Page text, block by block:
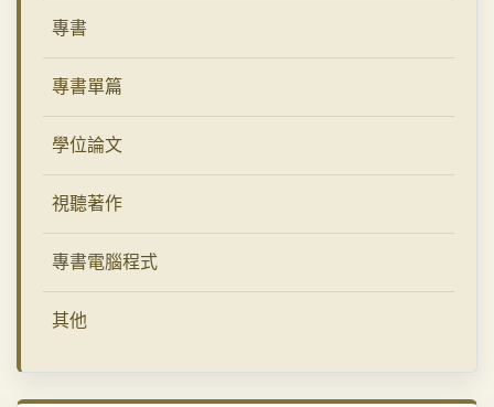
專書
專書單篇
學位論文
視聽著作
專書電腦程式
其他